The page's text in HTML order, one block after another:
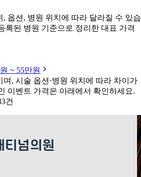
옵션, 병원 위치에 따라 달라질 수 있습
록된 병원 기준으로 정리한 대표 가격
~ 55만원
, 시술 옵션·병원 위치에 따라 차이가
이벤트 가격은 아래에서 확인하세요.
건